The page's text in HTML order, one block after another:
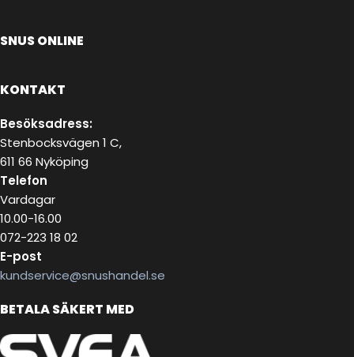
SNUS ONLINE
KONTAKT
Besöksadress:
Stenbocksvägen 1 C,
611 66 Nyköping
Telefon
Vardagar
10.00-16.00
072-223 18 02
E-post
kundservice@snushandel.se
BETALA SÄKERT MED